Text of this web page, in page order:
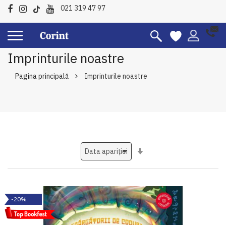
021 319 47 97
Imprinturile noastre
Pagina principală Imprinturile noastre
-20%